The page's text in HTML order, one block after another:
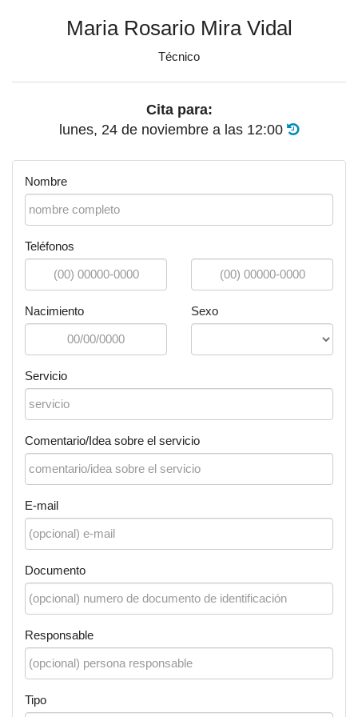
Maria Rosario Mira Vidal
Técnico
Cita para:
lunes, 24 de noviembre a las 12:00
Nombre
Teléfonos
Nacimiento Sexo
Servicio
Comentario/Idea sobre el servicio
E-mail
Documento
Responsable
Tipo